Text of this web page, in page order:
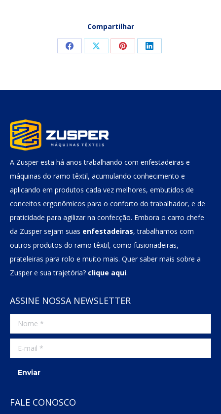
Compartilhar
CompartilharCompartilharCompartilharCompartilhar
A Zusper esta há anos trabalhando com enfestadeiras e
máquinas do ramo têxtil, acumulando conhecimento e
aplicando em produtos cada vez melhores, embutidos de
conceitos ergonômicos para o conforto do trabalhador, e de
praticidade para agilizar na confecção. Embora o carro chefe
da Zusper sejam suas enfestadeiras, trabalhamos com
outros produtos do ramo têxtil, como fusionadeiras,
prateleiras para rolo e muito mais. Quer saber mais sobre a
Zusper e sua trajetória? clique aqui.
ASSINE NOSSA NEWSLETTER
Nome *
E-mail *
Enviar
FALE CONOSCO